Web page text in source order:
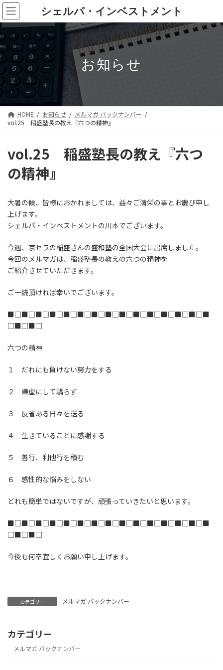
コ
ン
テ
ン
ツ
へ
ナ
ビ
ゲ
ー
シ
ョ
シェルパ・インベストメント
お知らせ
HOME お知らせ
メルマガ バックナンバー
vol.25 稲盛塾長の教え『六つの精神』
vol.25 稲盛塾長の教え『六つ
の精神』
大暑の候、皆様におかれましては、益々ご清栄の事とお慶び申し
上げます。
シェルパ・インベストメントの川本でございます。
今週、京セラの稲盛さんの盛和塾の全国大会に出席しました。
今回のメルマガは、稲盛塾長の教えの六つの精神を
ご紹介させていただきます。
ご一読頂ければ幸いでございます。
■□■□■□■□■□■□■□■□■□■□■□■□■□■□■
□■□■□
六つの精神
１ だれにも負けない努力をする
２ 謙虚にして驕らず
３ 反省ある日々を送る
４ 生きていることに感謝する
５ 善行、利他行を積む
６ 感性的な悩みをしない
どれも簡単ではないですが、頑張っていきたいと思います。
■□■□■□■□■□■□■□■□■□■□■□■□■□■□■
□■□■□
今後も何卒宜しくお願い申し上げます。
カテゴリー メルマガ バックナンバー
カテゴリー
メルマガ バックナンバー